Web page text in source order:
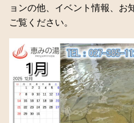
ョンの他、イベント情報、お
ご覧ください。